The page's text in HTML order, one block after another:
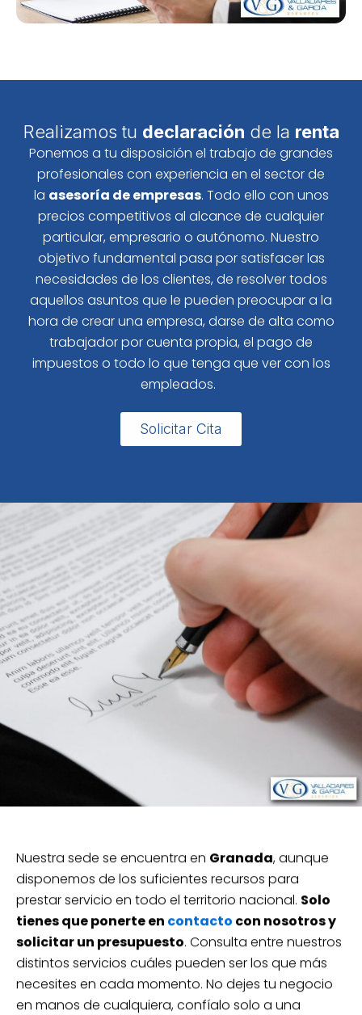
Realizamos tu declaración de la renta
Ponemos a tu disposición el trabajo de grandes
profesionales con experiencia en el sector de
la asesoría de empresas. Todo ello con unos
precios competitivos al alcance de cualquier
particular, empresario o autónomo. Nuestro
objetivo fundamental pasa por satisfacer las
necesidades de los clientes, de resolver todos
aquellos asuntos que le pueden preocupar a la
hora de crear una empresa, darse de alta como
trabajador por cuenta propia, el pago de
impuestos o todo lo que tenga que ver con los
empleados.
Solicitar Cita
Nuestra sede se encuentra en Granada, aunque
disponemos de los suficientes recursos para
prestar servicio en todo el territorio nacional. Solo
tienes que ponerte en contacto con nosotros y
solicitar un presupuesto. Consulta entre nuestros
distintos servicios cuáles pueden ser los que más
necesites en cada momento. No dejes tu negocio
en manos de cualquiera, confíalo solo a una